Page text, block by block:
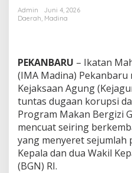
Admin
Juni 4, 2026
Daerah, Madina
PEKANBARU – Ikatan
(IMA Madina)
Kejaksaan Agung
tuntas dugaan korupsi
Program Makan Bergizi
mencuat seiring
yang menyeret
Kepala dan dua Wakil
(BGN) RI.